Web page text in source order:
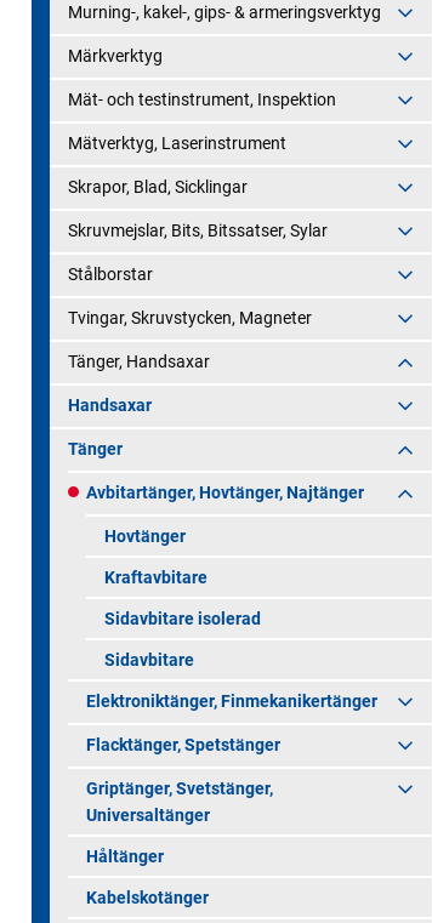
Murning-, kakel-, gips- & armeringsverktyg
Märkverktyg
Mät- och testinstrument, Inspektion
Mätverktyg, Laserinstrument
Skrapor, Blad, Sicklingar
Skruvmejslar, Bits, Bitssatser, Sylar
Stålborstar
Tvingar, Skruvstycken, Magneter
Tänger, Handsaxar
Handsaxar
Tänger
Avbitartänger, Hovtänger, Najtänger
Hovtänger
Kraftavbitare
Sidavbitare isolerad
Sidavbitare
Elektroniktänger, Finmekanikertänger
Flacktänger, Spetstänger
Griptänger, Svetstänger,
Universaltänger
Håltänger
Kabelskotänger